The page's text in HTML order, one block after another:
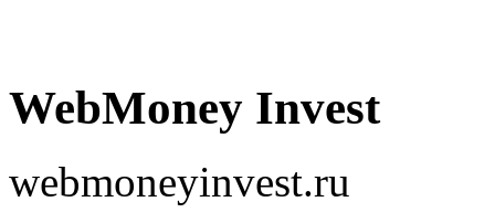
WebMoney Invest
webmoneyinvest.ru